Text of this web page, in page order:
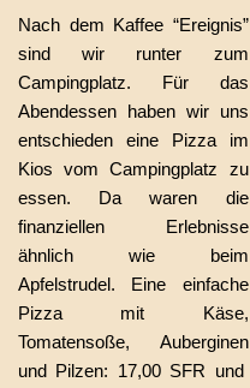
Nach dem Kaffee “Ereignis”
sind wir runter zum
Campingplatz. Für das
Abendessen haben wir uns
entschieden eine Pizza im
Kios vom Campingplatz zu
essen. Da waren die
finanziellen Erlebnisse
ähnlich wie beim
Apfelstrudel. Eine einfache
Pizza mit Käse,
Tomatensoße, Auberginen
und Pilzen: 17,00 SFR und